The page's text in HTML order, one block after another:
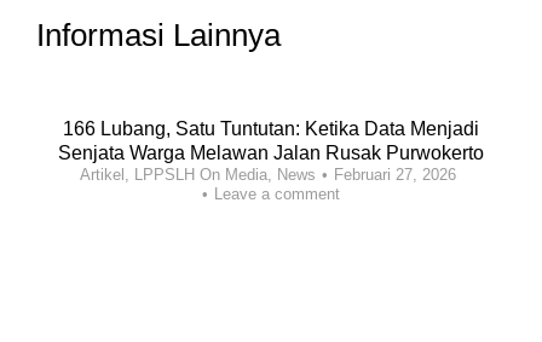
Informasi Lainnya
166 Lubang, Satu Tuntutan: Ketika Data Menjadi
Senjata Warga Melawan Jalan Rusak Purwokerto
Artikel LPPSLH On Media News
Februari 27, 2026
Leave a comment